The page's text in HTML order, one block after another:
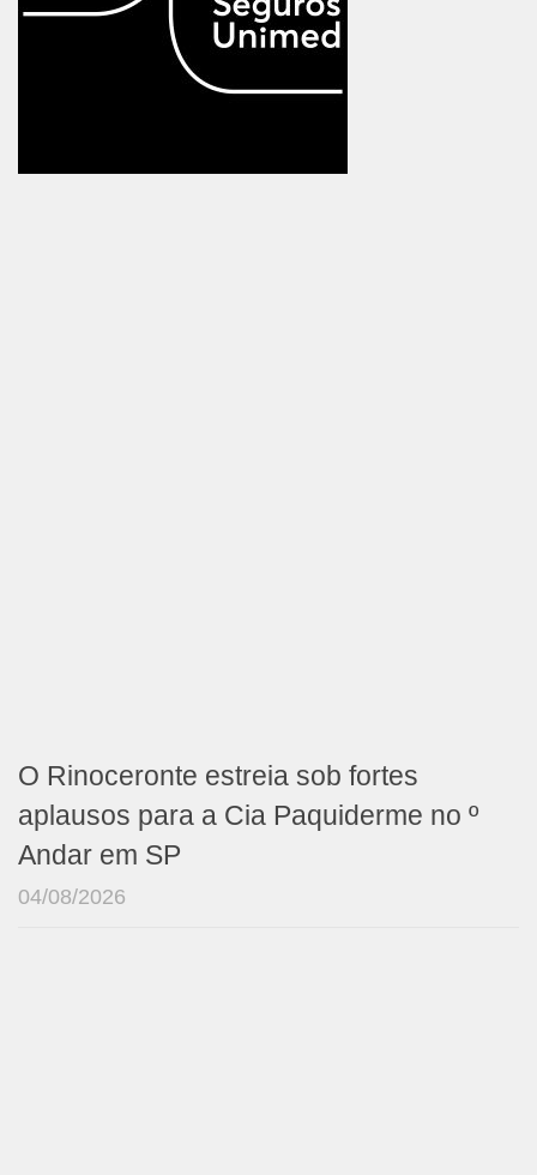
O Rinoceronte estreia sob fortes
aplausos para a Cia Paquiderme no º
Andar em SP
04/08/2026